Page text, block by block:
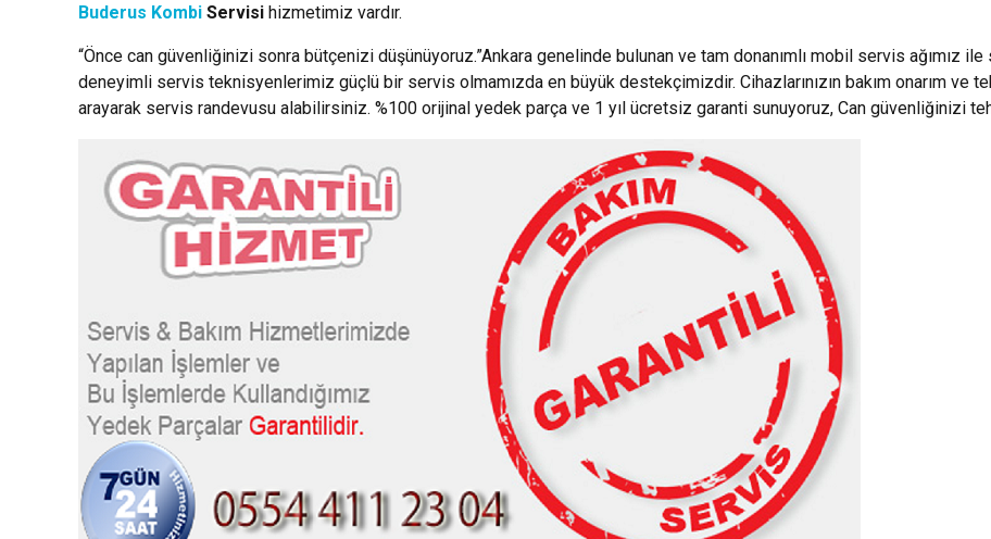
Buderus Kombi Servisi hizmetimiz vardır.
“Önce can güvenliğinizi sonra bütçenizi düşünüyoruz.”Ankara genelinde bulunan ve tam donanımlı mobil servis
deneyimli servis teknisyenlerimiz güçlü bir servis olmamızda en büyük destekçimizdir. Cihazlarınızın bakım onarım
arayarak servis randevusu alabilirsiniz. %100 orijinal yedek parça ve 1 yıl ücretsiz garanti sunuyoruz, Can güvenliğinizi